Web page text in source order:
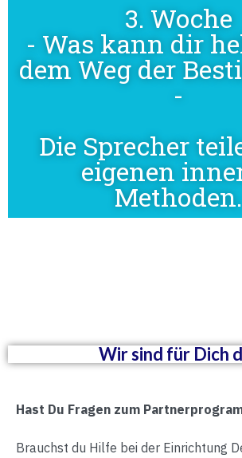
3. Woche
- Was kann dir
dem Weg der
-
Die Sprecher
eigenen
Methoden.
Wir sind für Dich
Hast Du Fragen zum
Brauchst du Hilfe bei der Einrichtung